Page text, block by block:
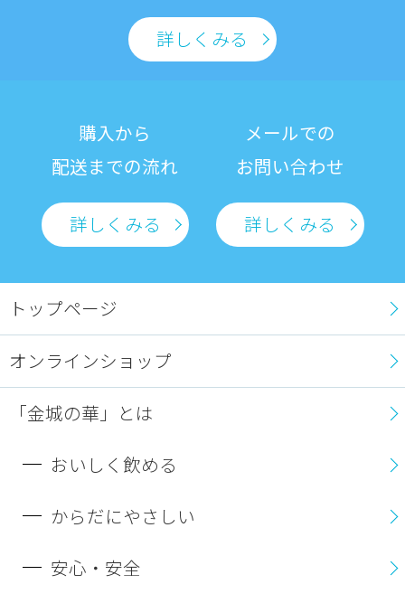
詳しくみる
購入から
配送までの流れ
詳しくみる
メールでの
お問い合わせ
詳しくみる
トップページ
オンラインショップ
「金城の華」とは
おいしく飲める
からだにやさしい
安心・安全